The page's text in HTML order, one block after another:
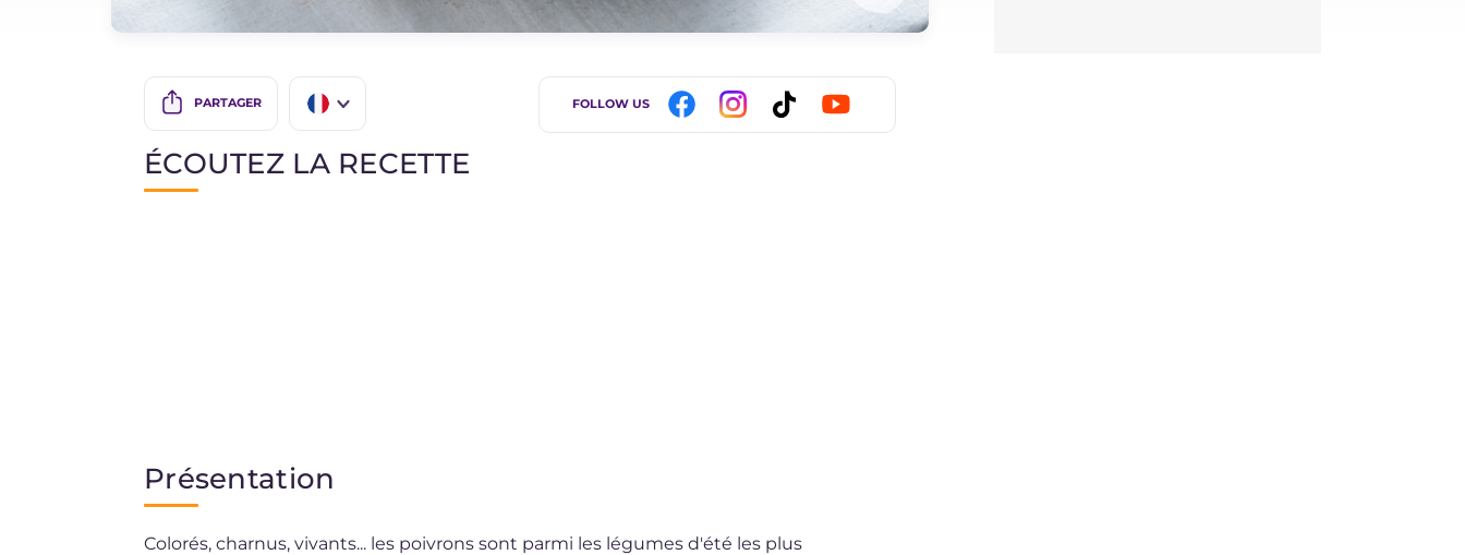
PARTAGER FOLLOW US
ÉCOUTEZ LA RECETTE
Présentation
Colorés, charnus, vivants... les poivrons sont parmi les légumes d'été les plus